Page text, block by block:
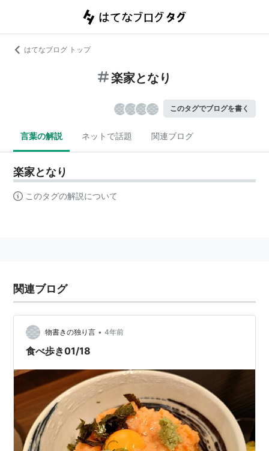
はてなブログ トップ
楽家となり
このタグでブログを書く
言葉の解説 ネットで話題 関連ブログ
楽家となり
このタグの解説について
関連ブログ
物書きの独り言 • 4年前
食べ歩き01/18